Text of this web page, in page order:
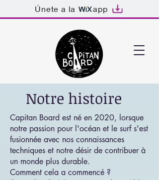
Únete a la app
Notre histoire
Capitan Board est né en 2020, lorsque
notre passion pour l'océan et le surf s'est
fusionnée avec nos connaissances
techniques et notre désir de contribuer à
un monde plus durable.
Comment cela a commencé ?